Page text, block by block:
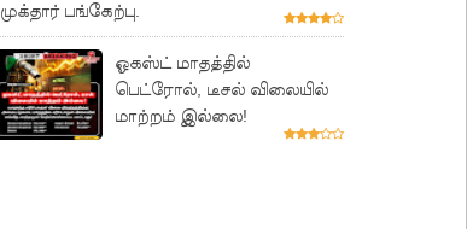
முக்தார் பங்கேற்பு.
ஓகஸ்ட் மாதத்தில்
பெட்ரோல், டீசல் விலையில்
மாற்றம் இல்லை!